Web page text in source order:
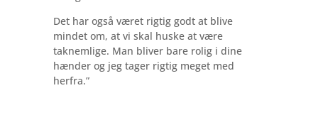
Det har også været rigtig godt at blive
mindet om, at vi skal huske at være
taknemlige. Man bliver bare rolig i dine
hænder og jeg tager rigtig meget med
herfra.”